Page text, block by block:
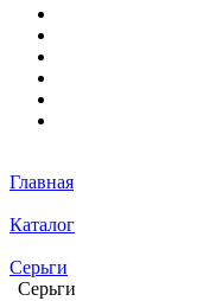
Главная
Каталог
Серьги
Серьги